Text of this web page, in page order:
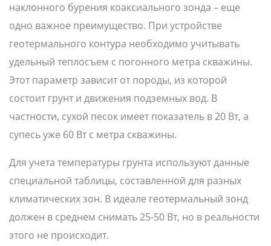
наклонного бурения коаксиального зонда – еще
одно важное преимущество. При устройстве
геотермального контура необходимо учитывать
удельный теплосъем с погонного метра скважины.
Этот параметр зависит от породы, из которой
состоит грунт и движения подземных вод. В
частности, сухой песок имеет показатель в 20 Вт, а
супесь уже 60 Вт с метра скважины.
Для учета температуры грунта используют данные
специальной таблицы, составленной для разных
климатических зон. В идеале геотермальный зонд
должен в среднем снимать 25-50 Вт, но в реальности
этого не происходит.